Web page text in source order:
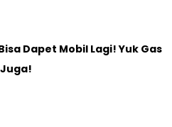
Dapet Mobil Lagi! Yuk Gas